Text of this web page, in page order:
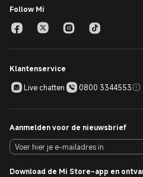
Follow Mi
Klantenservice
Live chatten
0800 3344553
Aanmelden voor de nieuwsbrief
Download de Mi Store-app en